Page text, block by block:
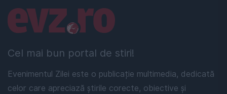
Cel mai bun portal de stiri!
Evenimentul Zilei este o publicație multimedia, dedicată
celor care apreciază știrile corecte, obiective și
Linkuri utile